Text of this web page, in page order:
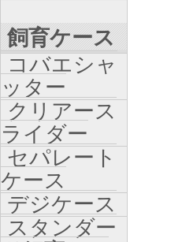
飼育ケース
コバエシャ
ッター
クリアース
ライダー
セパレート
ケース
デジケース
スタンダー